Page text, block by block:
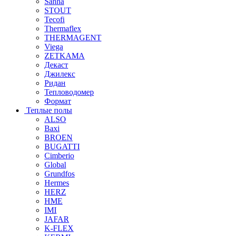
STOUT
Tecofi
Thermaflex
THERMAGENT
Viega
ZETKAMA
Декаст
Джилекс
Ридан
Тепловодомер
Формат
Теплые полы
ALSO
Baxi
BROEN
BUGATTI
Cimberio
Global
Grundfos
Hermes
HERZ
HME
IMI
JAFAR
K-FLEX